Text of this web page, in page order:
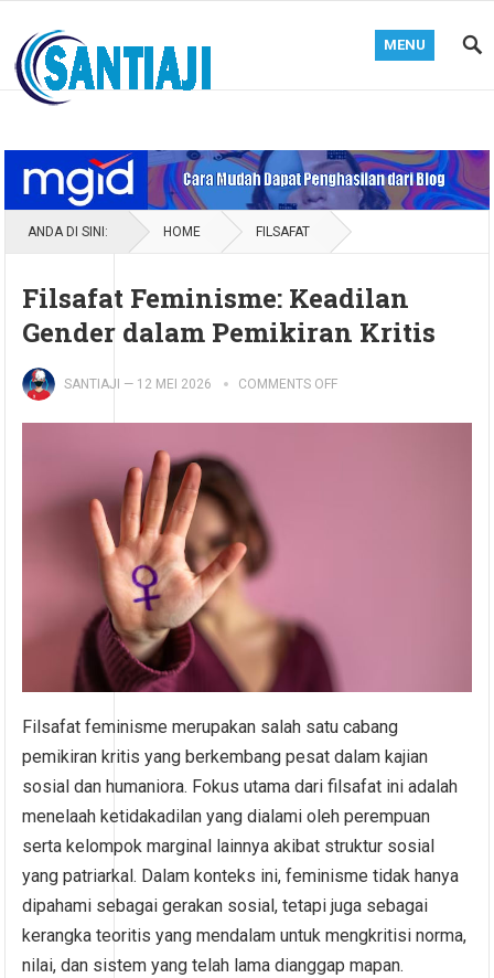
MENU
ANDA DI SINI: HOME FILSAFAT
Filsafat Feminisme: Keadilan
Gender dalam Pemikiran Kritis
SANTIAJI — 12 MEI 2026 COMMENTS OFF
Filsafat feminisme merupakan salah satu cabang
pemikiran kritis yang berkembang pesat dalam kajian
sosial dan humaniora. Fokus utama dari filsafat ini adalah
menelaah ketidakadilan yang dialami oleh perempuan
serta kelompok marginal lainnya akibat struktur sosial
yang patriarkal. Dalam konteks ini, feminisme tidak hanya
dipahami sebagai gerakan sosial, tetapi juga sebagai
kerangka teoritis yang mendalam untuk mengkritisi norma,
nilai, dan sistem yang telah lama dianggap mapan.